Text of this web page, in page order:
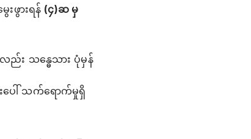
ဖွားရန် (၄)ဆ မှ
သန္ဓေသား ပုံမှန်
ပေါ် သက်ရောက်မှုရှိ